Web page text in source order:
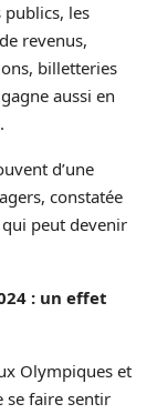
les
revenus,
billetteries
aussi en
d’une
constatée
peut devenir
: un effet
Olympiques et
se faire sentir